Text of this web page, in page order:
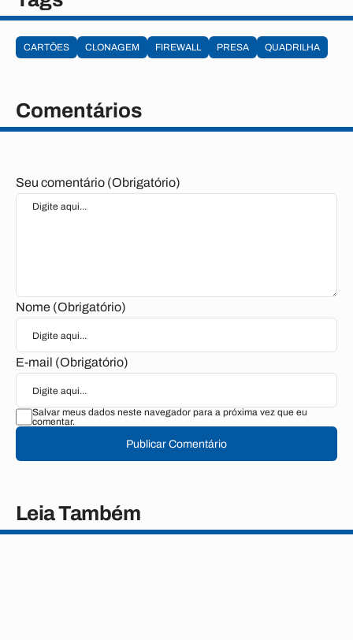
CARTÕES CLONAGEM FIREWALL PRESA QUADRILHA
Comentários
Seu comentário (Obrigatório)
Nome (Obrigatório)
E-mail (Obrigatório)
Salvar meus dados neste navegador para a próxima vez que eu
comentar.
Publicar Comentário
Leia Também